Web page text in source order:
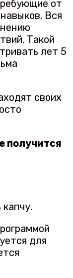
от
Вся
Такой
лет 5
своих
получится
для